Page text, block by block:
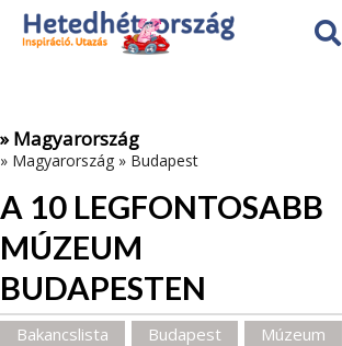
Az oldal sütiket (cookies) használ. További
Adatvédelmi tájékoztató
» Magyarország
» Magyarország » Budapest
A 10 LEGFONTOSABB
MÚZEUM
BUDAPESTEN
Bakancslista Budapest Múzeum